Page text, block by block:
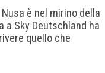
è nel mirino della
a Sky Deutschland ha
quello che